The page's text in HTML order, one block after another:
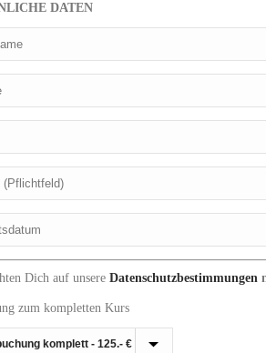
DATEN
Dich auf unsere Datenschutzbestimmungen
zum kompletten Kurs